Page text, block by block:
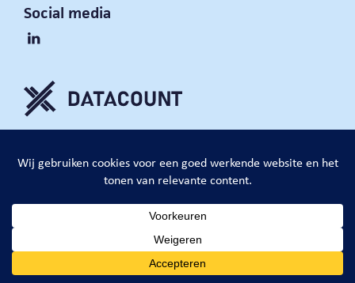
Social media
DataCount B.V.
privacy policy
algemene voorwaarden